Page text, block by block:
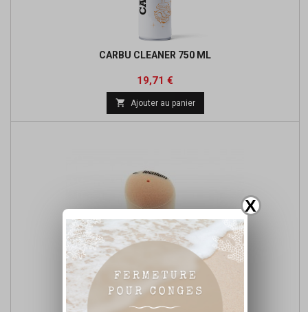
X
CARBU CLEANER 750 ML
Prix
19,71 €
base
 Ajouter au panier